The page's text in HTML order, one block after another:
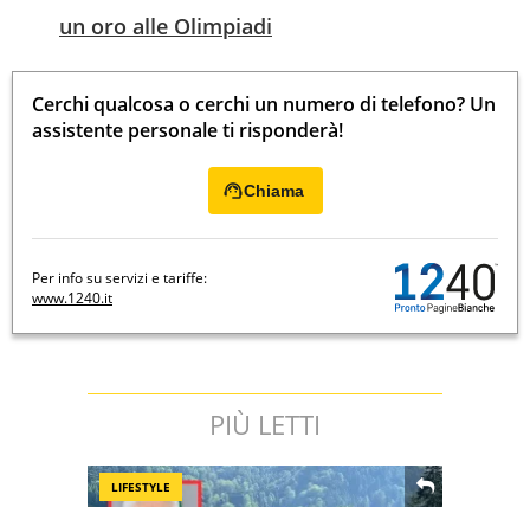
un oro alle Olimpiadi
Cerchi qualcosa o cerchi un numero di telefono? Un
assistente personale ti risponderà!
Chiama
Per info su servizi e tariffe:
www.1240.it
PIÙ LETTI
LIFESTYLE